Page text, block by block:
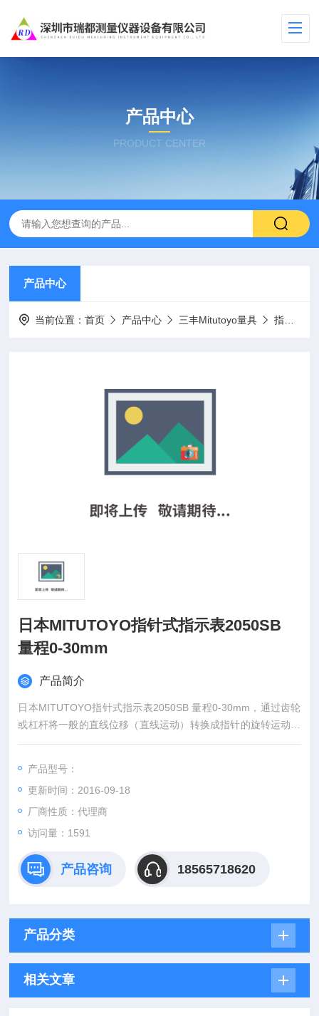
产品中心
PRODUCT CENTER
产品中心
当前位置：首页 产品中心 三丰Mitutoyo量具 指示表
日本MITUTOYO指针式指示表2050SB
量程0-30mm
产品简介
日本MITUTOYO指针式指示表2050SB 量程0-30mm，通过齿轮
或杠杆将一般的直线位移（直线运动）转换成指针的旋转运动，
然后在显示屏上进行读数的长度测量仪器。
产品型号：
更新时间：2016-09-18
厂商性质：代理商
访问量：1591
产品咨询 18565718620
产品分类
相关文章